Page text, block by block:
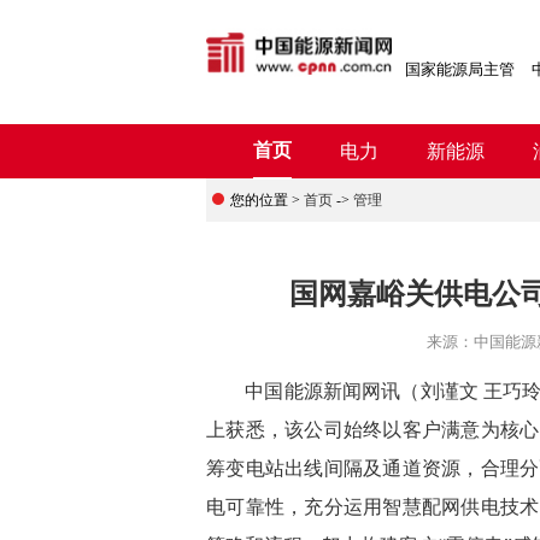
国家能源局主管
首页 电力 新能源
您的位置 > 首页 -> 管理
国网嘉峪关供电公
来源： 中国能源
中 国能源新闻网讯（刘谨文 王巧
上获悉，该公司始终以客户满意为核
筹变电站出线间隔及通道资源，合理
电可靠性，充分运用智慧配网供电技